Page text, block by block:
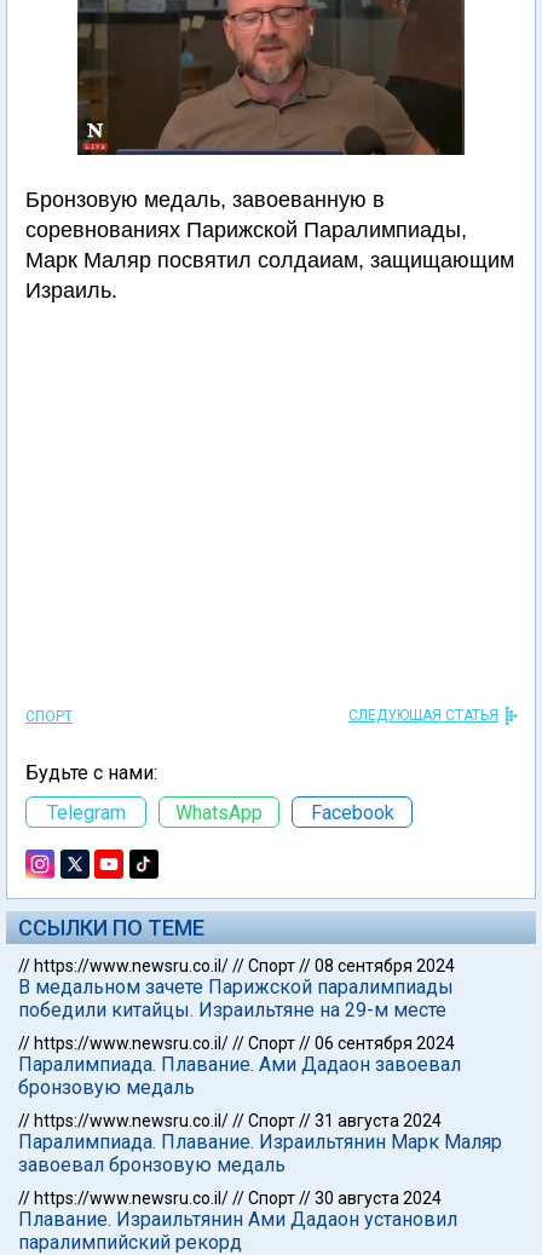
Бронзовую медаль, завоеванную в
соревнованиях Парижской Паралимпиады,
Марк Маляр посвятил солдаиам, защищающим
Израиль.
СПОРТ СЛЕДУЮЩАЯ СТАТЬЯ
Будьте с нами:
Telegram
WhatsApp Facebook
ССЫЛКИ ПО ТЕМЕ
// https://www.newsru.co.il///Спорт//08 сентября 2024
В медальном зачете Парижской паралимпиады
победили китайцы. Израильтяне на 29-м месте
// https://www.newsru.co.il///Спорт//06 сентября 2024
Паралимпиада. Плавание. Ами Дадаон завоевал
бронзовую медаль
// https://www.newsru.co.il///Спорт//31 августа 2024
Паралимпиада. Плавание. Израильтянин Марк Маляр
завоевал бронзовую медаль
// https://www.newsru.co.il///Спорт//30 августа 2024
Плавание. Израильтянин Ами Дадаон установил
паралимпийский рекорд